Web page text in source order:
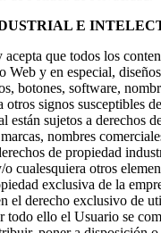
E
que todos los
Web y en especial,
botones, software,
otros signos susceptibles
están sujetos a derechos
nombres
de propiedad
cualesquiera otros
exclusiva de la
el derecho exclusivo de
todo ello el Usuario se